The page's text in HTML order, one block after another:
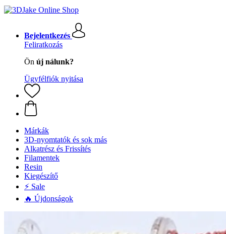
Bejelentkezés
Feliratkozás
Ön új nálunk?
Ügyfélfiók nyitása
Márkák
3D-nyomtatók és sok más
Alkatrész és Frissítés
Filamentek
Resin
Kiegészítő
⚡ Sale
🔥 Újdonságok